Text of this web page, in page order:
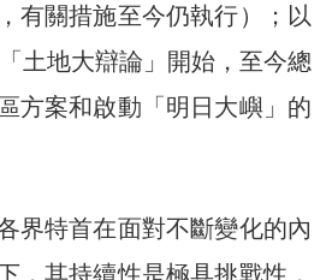
有關措施至今仍執行）；以
土地大辯論」開始，至今總
方案和啟動「明日大嶼」的
界特首在面對不斷變化的內
，其持續性是極具挑戰性，